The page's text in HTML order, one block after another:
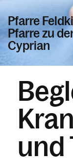
Pfarre
Pfarre zu
Cyprian
Kalender
Personen
und